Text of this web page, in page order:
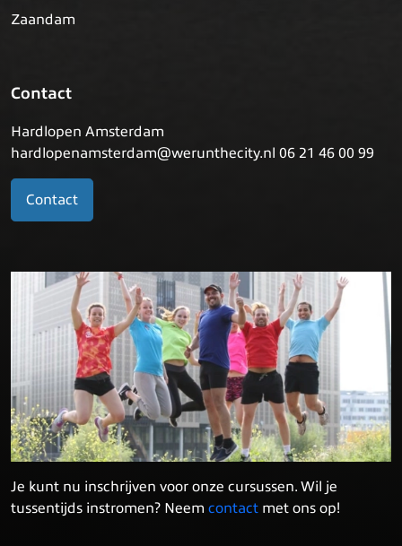
Zaandam
Contact
Hardlopen Amsterdam
hardlopenamsterdam@werunthecity.nl 06 21 46 00 99
Contact
Je kunt nu inschrijven voor onze cursussen. Wil je
tussentijds instromen? Neem contact met ons op!